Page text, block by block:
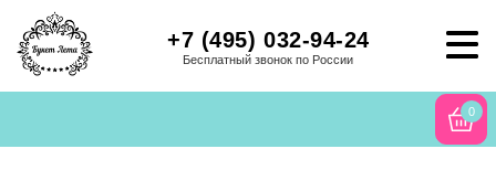
+7 (495) 032-94-24
Бесплатный звонок по России
0